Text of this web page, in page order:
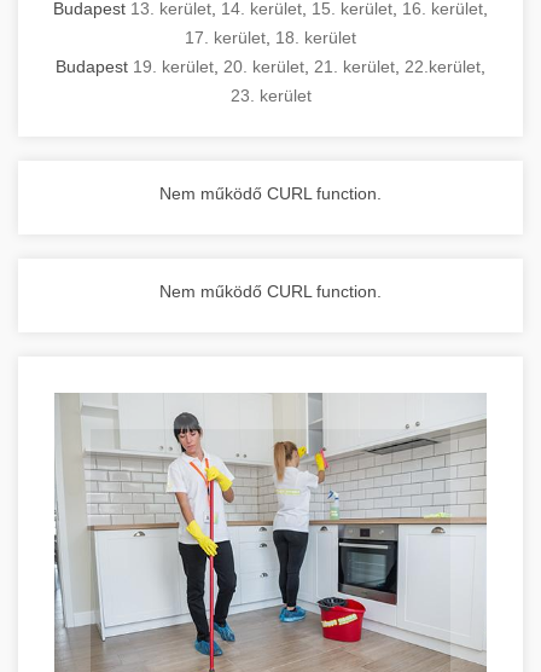
Budapest 13. kerület 14. kerület 15. kerület 16. kerület
17. kerület 18. kerület
Budapest 19. kerület 20. kerület 21. kerület 22.kerület
23. kerület
Nem működő CURL function.
Nem működő CURL function.